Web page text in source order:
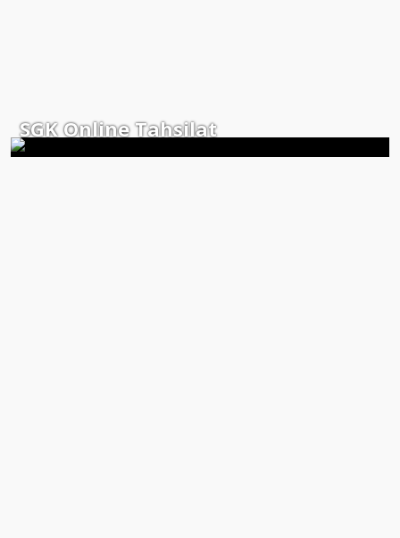
SGK Online Tahsilat